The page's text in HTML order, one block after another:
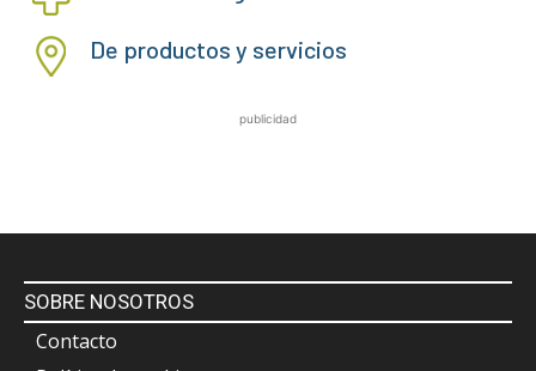
De productos y servicios
publicidad
SOBRE NOSOTROS
Contacto